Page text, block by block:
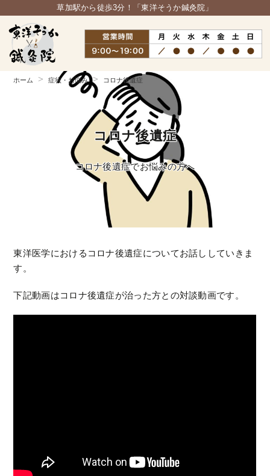
草加駅から徒歩3分！「東洋そうか鍼灸院」
ホーム 症状・お悩み コロナ後遺症
コロナ後遺症
コロナ後遺症でお悩みの方へ
東洋医学におけるコロナ後遺症についてお話ししていきま
す。
下記動画はコロナ後遺症が治った方との対談動画です。